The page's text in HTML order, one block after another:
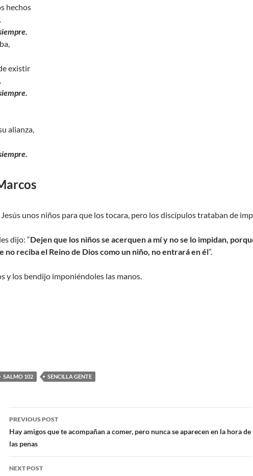
hechos
existir
alianza,
unos niños para que los tocara, pero los discípulos trataban de
dijo: “Dejen que los niños se acerquen a mí y no se lo impidan,
no reciba el Reino de Dios como un niño, no entrará en él”.
y los bendijo imponiéndoles las manos.
SALMO 102 SENCILLA GENTE
PREVIOUS POST
Hay amigos que te acompañan a comer, pero nunca se aparecen en la hora de
las penas
NEXT POST